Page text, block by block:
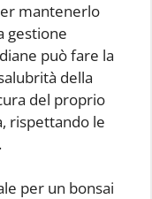
mantenerlo
gestione
può fare la
della
del proprio
rispettando le
per un bonsai